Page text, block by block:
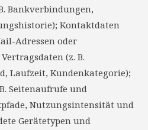
Bankverbindungen,
Kontaktdaten
Adressen oder
(z. B.
Laufzeit, Kundenkategorie);
Seitenaufrufe und
Nutzungsintensität und
Gerätetypen und